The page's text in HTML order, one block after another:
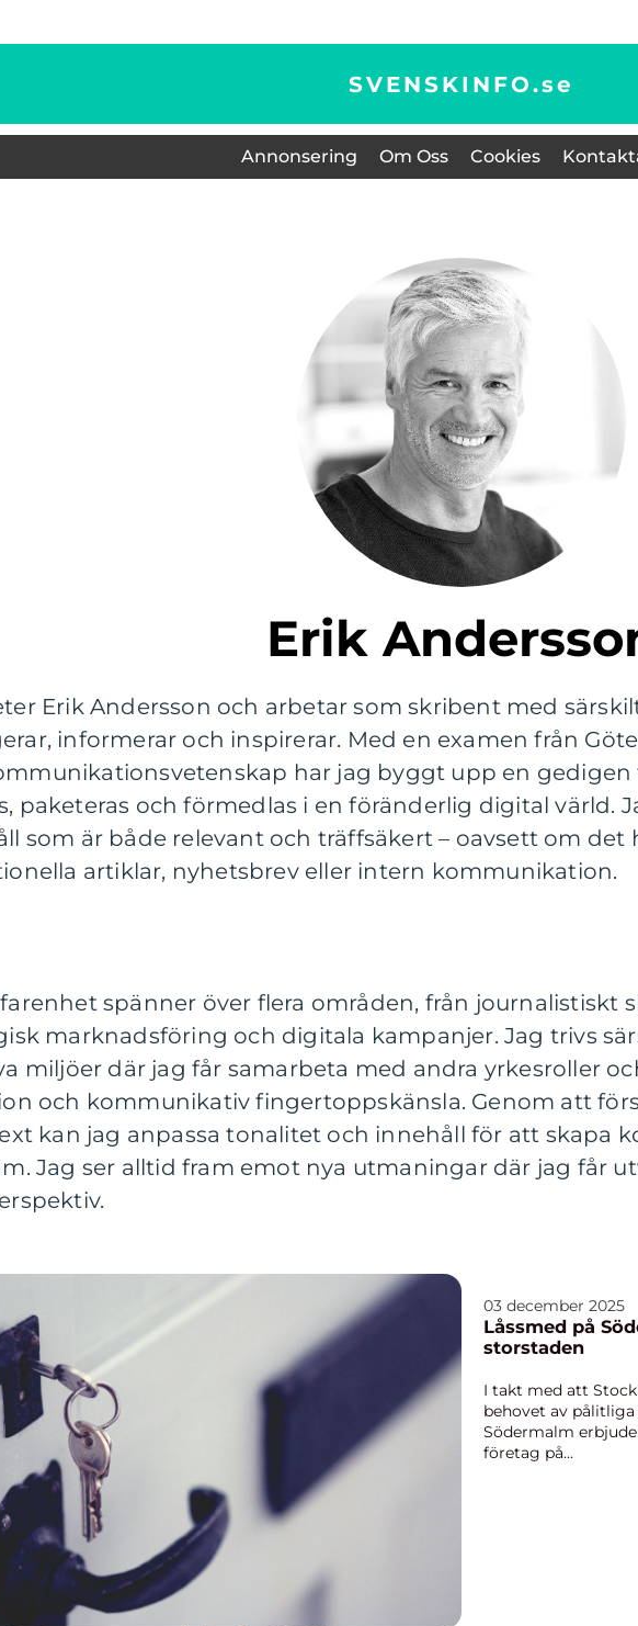
SVENSKINFO.se
Annonsering Om Oss Cookies
Erik
Erik Andersson och arbetar som skribent med
informerar och inspirerar. Med en examen från
har jag byggt upp en
paketeras och förmedlas i en föränderlig digital värld.
som är både relevant och träffsäkert – oavsett om
artiklar, nyhetsbrev eller intern kommunikation.
spänner över flera områden, från journalistiskt
marknadsföring och digitala kampanjer. Jag trivs
miljöer där jag får samarbeta med andra yrkesroller
och kommunikativ fingertoppskänsla. Genom att
kan jag anpassa tonalitet och innehåll för att skapa
Jag ser alltid fram emot nya utmaningar där jag får
03 december 2025
Låssmed på
storstaden
I takt med att
behovet av pålitliga
Södermalm
företag på...